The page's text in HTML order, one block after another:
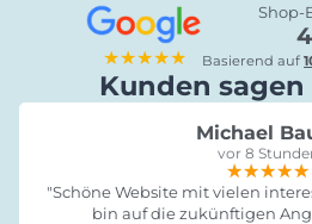
★★★★★
Shop-
Basierend auf
Kunden
Michael
vor 8
★★★★★
★★★★★
★★★★★
"Schöne Website mit vielen
bin auf die zukünftigen